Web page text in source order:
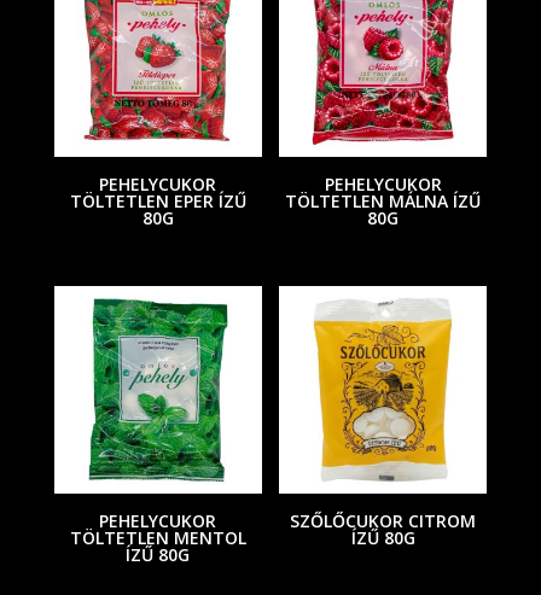
PEHELYCUKOR
TÖLTETLEN EPER ÍZŰ
80G
PEHELYCUKOR
TÖLTETLEN MÁLNA ÍZŰ
80G
PEHELYCUKOR
TÖLTETLEN MENTOL
ÍZŰ 80G
SZŐLŐCUKOR CITROM
ÍZŰ 80G